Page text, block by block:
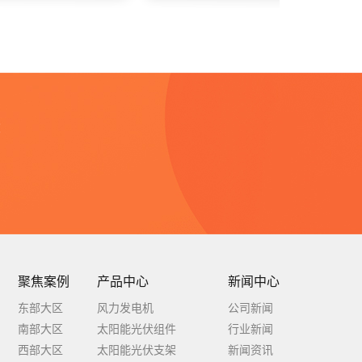
聚焦案例
东部大区
南部大区
西部大区
产品中心
风力发电机
太阳能光伏组件
太阳能光伏支架
新闻中心
公司新闻
行业新闻
新闻资讯